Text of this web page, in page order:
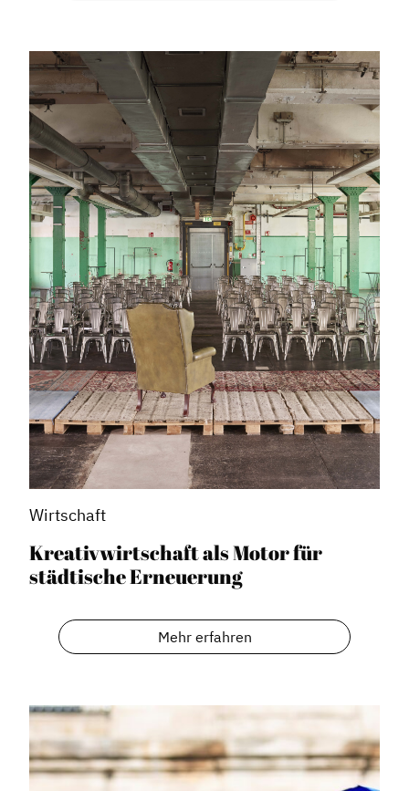
Wirtschaft
Kreativwirtschaft als Motor für
städtische Erneuerung
Mehr erfahren